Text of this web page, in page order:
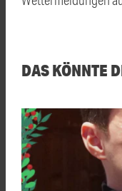
DAS KÖNNTE